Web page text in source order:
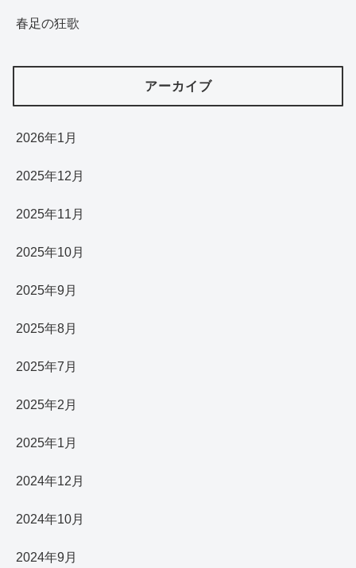
春足の狂歌
アーカイブ
2026年1月
2025年12月
2025年11月
2025年10月
2025年9月
2025年8月
2025年7月
2025年2月
2025年1月
2024年12月
2024年10月
2024年9月